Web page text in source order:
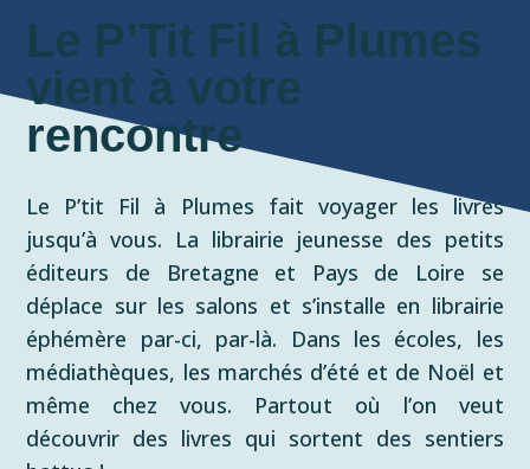
Le P’Tit Fil à Plumes
vient à votre
rencontre
Le P’tit Fil à Plumes fait voyager les livres
jusqu’à vous. La librairie jeunesse des petits
éditeurs de Bretagne et Pays de Loire se
déplace sur les salons et s’installe en librairie
éphémère par-ci, par-là. Dans les écoles, les
médiathèques, les marchés d’été et de Noël et
même chez vous. Partout où l’on veut
découvrir des livres qui sortent des sentiers